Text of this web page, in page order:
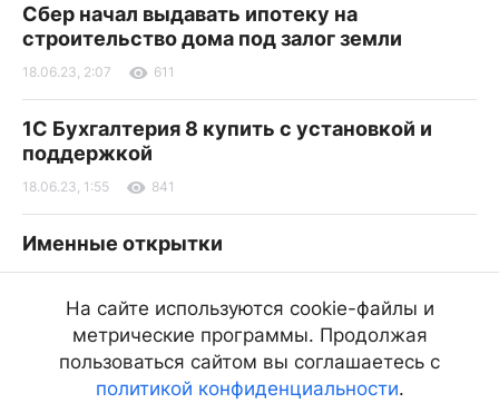
Сбер начал выдавать ипотеку на
строительство дома под залог земли
18.06.23, 2:07 611
1С Бухгалтерия 8 купить с установкой и
поддержкой
18.06.23, 1:55 841
Именные открытки
18.06.23, 1:23 764
На ПМЭФ назвали главный шаг ближайшего
будущего для развития ИИ в России
18.06.23, 1:22 423
На сайте используются cookie-файлы и
метрические программы. Продолжая
пользоваться сайтом вы соглашаетесь с
политикой конфиденциальности.